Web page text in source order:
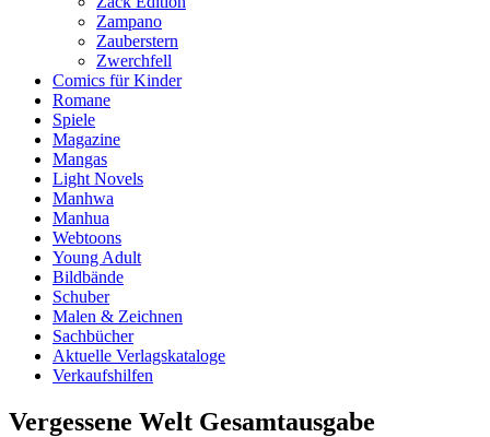
Zampano
Zauberstern
Zwerchfell
Comics für Kinder
Romane
Spiele
Magazine
Mangas
Light Novels
Manhwa
Manhua
Webtoons
Young Adult
Bildbände
Schuber
Malen & Zeichnen
Sachbücher
Aktuelle Verlagskataloge
Verkaufshilfen
Vergessene Welt Gesamtausgabe